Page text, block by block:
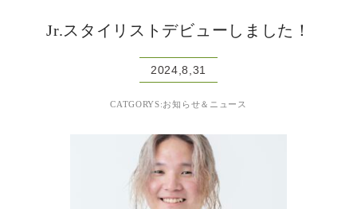
Jr.スタイリストデビューしました！
2024,8,31
CATGORYS:お知らせ＆ニュース